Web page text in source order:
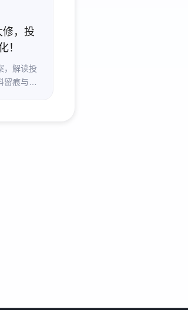
修，投
！
，解读投
痕与违